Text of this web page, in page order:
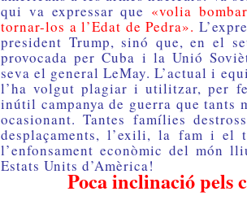
qui va expressar que «volia
tornar-los a l’Edat de Pedra».
president Trump, sinó que, en el
provocada per Cuba i la Unió
seva el general LeMay. L’actual i
l’ha volgut plagiar i utilitzar, per
inútil campanya de guerra que
ocasionant. Tantes famílies
desplaçaments, l’exili, la fam i el
l’enfonsament econòmic del món
Estats Units d’Amèrica!
Poca inclinació pels